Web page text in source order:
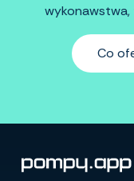
wykonawstwa,
Co